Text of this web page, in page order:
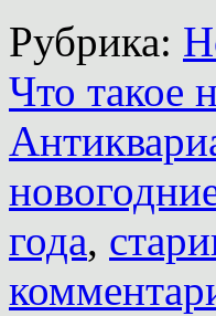
Рубрика:
Что такое
года,